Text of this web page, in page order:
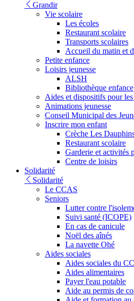
Grandir
Vie scolaire
Les écoles
Restaurant scolaire
Transports scolaires
Accueil du matin et
Petite enfance
Loisirs jeunesse
ALSH
Bibliothèque enfance
Aides et dispositifs pour
Animations jeunesse
Conseil Municipal des
Inscrire mon enfant
Crèche Les
Restaurant scolaire
Garderie et activités
Centre de loisirs
Solidarité
Solidarité
Le CCAS
Seniors
Lutter contre
Suivi santé (ICOPE)
En cas de canicule
Noël des aînés
La navette Ohé
Aides sociales
Aides sociales du
Aides alimentaires
Payer l'eau potable
Aide au permis de